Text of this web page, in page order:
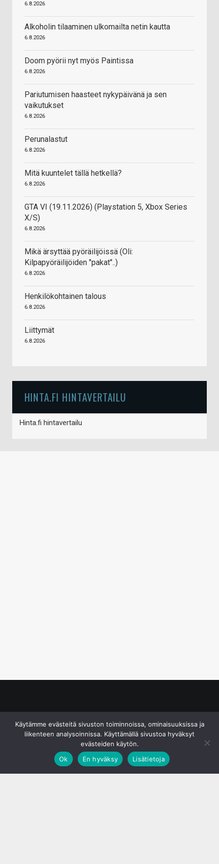
6.8.2026
Alkoholin tilaaminen ulkomailta netin kautta
6.8.2026
Doom pyörii nyt myös Paintissa
6.8.2026
Pariutumisen haasteet nykypäivänä ja sen
vaikutukset
6.8.2026
Perunalastut
6.8.2026
Mitä kuuntelet tällä hetkellä?
6.8.2026
GTA VI (19.11.2026) (Playstation 5, Xbox Series
X/S)
6.8.2026
Mikä ärsyttää pyöräilijöissä (Oli:
Kilpapyöräilijöiden "pakat"..)
6.8.2026
Henkilökohtainen talous
6.8.2026
Liittymät
6.8.2026
HINTA.FI HINTAVERTAILU
Hinta.fi hintavertailu
Käytämme evästeitä sivuston toiminnoissa, ominaisuuksissa ja
liikenteen analysoinnissa. Käyttämällä sivustoa hyväksyt
evästeiden käytön.
Ok
En hyväksy Lisätietoja